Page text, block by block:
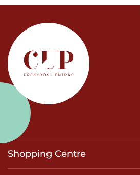
Shopping Centre